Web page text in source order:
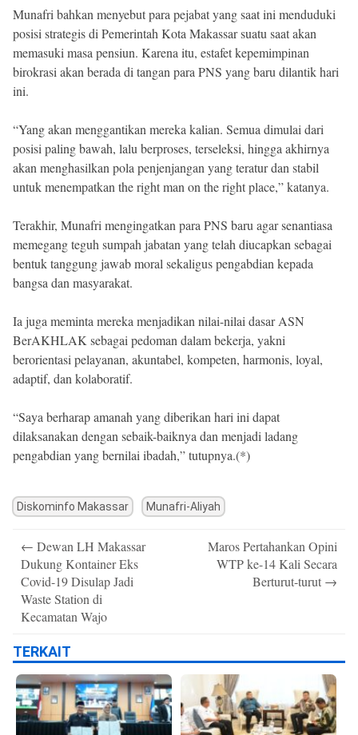
Munafri bahkan menyebut para pejabat yang saat ini menduduki
posisi strategis di Pemerintah Kota Makassar suatu saat akan
memasuki masa pensiun. Karena itu, estafet kepemimpinan
birokrasi akan berada di tangan para PNS yang baru dilantik hari
ini.
“Yang akan menggantikan mereka kalian. Semua dimulai dari
posisi paling bawah, lalu berproses, terseleksi, hingga akhirnya
akan menghasilkan pola penjenjangan yang teratur dan stabil
untuk menempatkan the right man on the right place,” katanya.
Terakhir, Munafri mengingatkan para PNS baru agar senantiasa
memegang teguh sumpah jabatan yang telah diucapkan sebagai
bentuk tanggung jawab moral sekaligus pengabdian kepada
bangsa dan masyarakat.
Ia juga meminta mereka menjadikan nilai-nilai dasar ASN
BerAKHLAK sebagai pedoman dalam bekerja, yakni
berorientasi pelayanan, akuntabel, kompeten, harmonis, loyal,
adaptif, dan kolaboratif.
“Saya berharap amanah yang diberikan hari ini dapat
dilaksanakan dengan sebaik-baiknya dan menjadi ladang
pengabdian yang bernilai ibadah,” tutupnya.(*)
Diskominfo Makassar Munafri-Aliyah
navigation
← Dewan LH Makassar
Dukung Kontainer Eks
Covid-19 Disulap Jadi
Waste Station di
Kecamatan Wajo
Maros Pertahankan Opini
WTP ke-14 Kali Secara
Berturut-turut →
TERKAIT